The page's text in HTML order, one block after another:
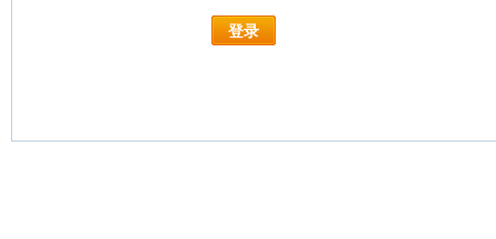
登录